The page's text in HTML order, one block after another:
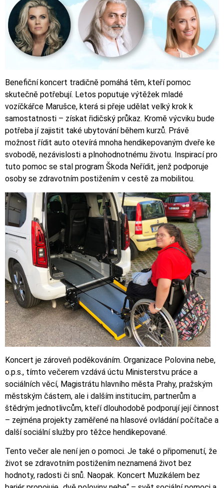
Benefiční koncert tradičně pomáhá těm, kteří pomoc
skutečně potřebují. Letos poputuje výtěžek mladé
vozíčkářce Marušce, která si přeje udělat velký krok k
samostatnosti – získat řidičský průkaz. Kromě výcviku bude
potřeba jí zajistit také ubytování během kurzů. Právě
možnost řídit auto otevírá mnoha hendikepovaným dveře ke
svobodě, nezávislosti a plnohodnotnému životu. Inspirací pro
tuto pomoc se stal program Škoda Neřídit, jenž podporuje
osoby se zdravotním postižením v cestě za mobilitou.
Koncert je zároveň poděkováním. Organizace Polovina nebe,
o.p.s., tímto večerem vzdává úctu Ministerstvu práce a
sociálních věcí, Magistrátu hlavního města Prahy, pražským
městským částem, ale i dalším institucím, partnerům a
štědrým jednotlivcům, kteří dlouhodobě podporují její činnost
– zejména projekty zaměřené na hlasové ovládání počítače a
další sociální služby pro těžce hendikepované.
Tento večer ale není jen o pomoci. Je také o připomenutí, že
život se zdravotním postižením neznamená život bez
hodnoty, radosti či snů. Naopak. Koncert Muzikálem bez